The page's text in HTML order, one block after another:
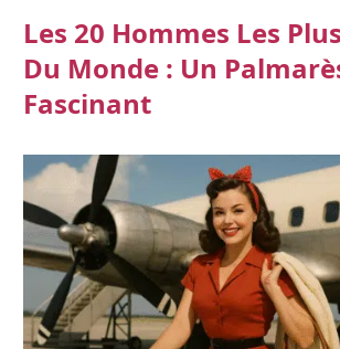
Les 20 Hommes Les
Du Monde : Un
Fascinant